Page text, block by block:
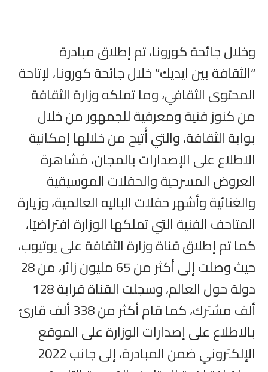
وخلال جائحة كورونا، تم إطلاق مبادرة
“الثقافة بين ايديك” خلال جائحة كورونا، لإتاحة
المحتوى الثقافي، وما تملكه وزارة الثقافة
من كنوز فنية ومعرفية للجمهور من خلال
بوابة الثقافة، والتي أُتيح من خلالها إمكانية
الاطلاع على الإصدارات بالمجان، مُشاهرة
العروض المسرحية والحفلات الموسيقية
والغنائية وأشهر حفلات الباليه العالمية، وزيارة
المتاحف الفنية التي تملكها الوزارة افتراضيًا،
كما تم إطلاق قناة وزارة الثقافة على يوتيوب،
حيث وصلت إلى أكثر من 65 مليون زائر، من 28
دولة حول العالم، وسجلت القناة قرابة 128
ألف مشترك، كما قام أكثر من 338 ألف قارئ
بالاطلاع على إصدارات الوزارة على الموقع
الإلكتروني ضمن المبادرة، إلى جانب 2022